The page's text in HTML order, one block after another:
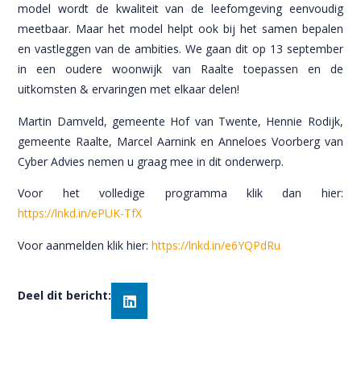
model wordt de kwaliteit van de leefomgeving eenvoudig
meetbaar. Maar het model helpt ook bij het samen bepalen
en vastleggen van de ambities. We gaan dit op 13 september
in een oudere woonwijk van Raalte toepassen en de
uitkomsten & ervaringen met elkaar delen!
Martin Damveld, gemeente Hof van Twente, Hennie Rodijk,
gemeente Raalte, Marcel Aarnink en Anneloes Voorberg van
Cyber Advies nemen u graag mee in dit onderwerp.
Voor het volledige programma klik dan hier:
https://lnkd.in/ePUK-TfX
Voor aanmelden klik hier:https://lnkd.in/e6YQPdRu
Deel dit bericht: